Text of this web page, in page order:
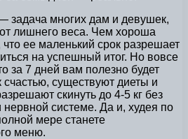
задача многих дам и девушек,
лишнего веса. Чем хороша
что ее маленький срок разрешает
на успешный итог. Но вовсе
за 7 дней вам полезно будет
счастью, существуют диеты и
скинуть до 4-5 кг без
системе. Да и, худея по
мере станете
меню.